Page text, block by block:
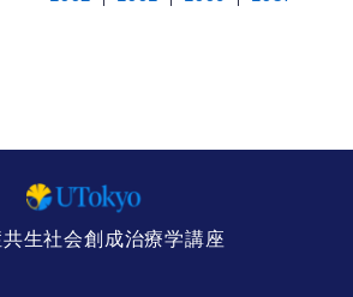
生社会創成治療学講座